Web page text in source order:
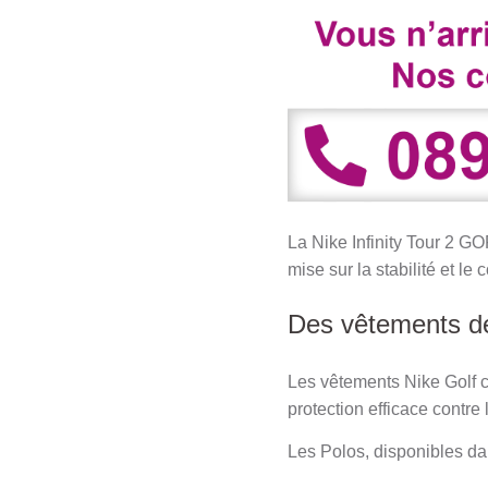
La Nike Infinity Tour 2
mise sur la stabilité et le
Des vêtements
Les vêtements Nike Golf
protection efficace contre
Les Polos, disponibles